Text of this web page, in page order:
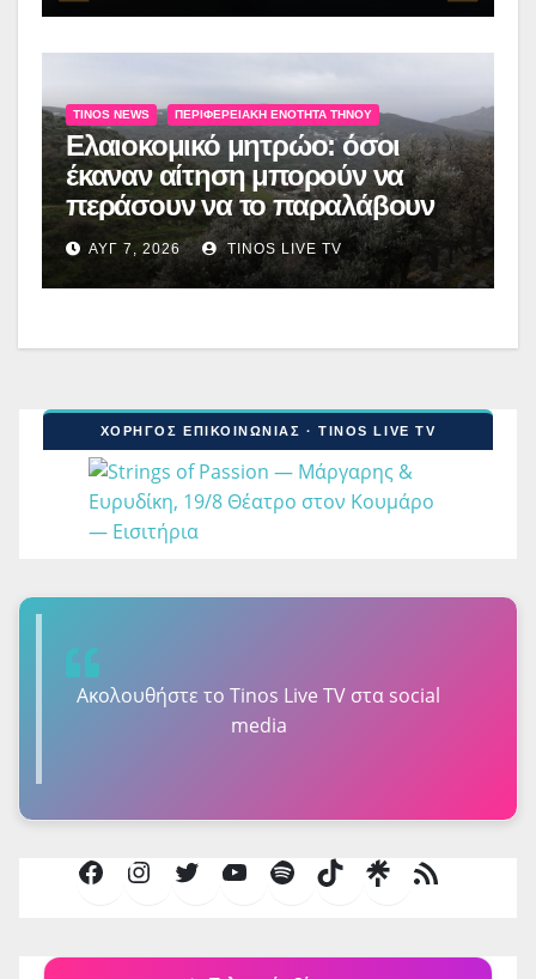
TINOS NEWS ΠΕΡΙΦΕΡΕΙΑΚΉ ΕΝΌΤΗΤΑ ΤΉΝΟΥ
Ελαιοκομικό μητρώο: όσοι
έκαναν αίτηση μπορούν να
περάσουν να το παραλάβουν
ΑΥΓ 7, 2026 TINOS LIVE TV
ΧΟΡΗΓΟΣ ΕΠΙΚΟΙΝΩΝΙΑΣ · TINOS LIVE TV
Ακολουθήστε τo Tinos Live TV στα social
media
FacebookInstagramTwitterYouTubeSpotifyTikTok
Τροφοδοσία